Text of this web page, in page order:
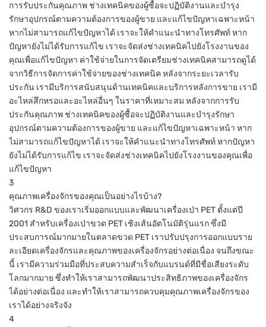
การรับประกันคุณภาพ ช่างเทคนิคของผู้ซื้อจะปฏิบัติงานและบำรุง
รักษาอุปกรณ์ตามความต้องการของผู้ขาย และแก้ไขปัญหาเฉพาะหน้า
หากไม่สามารถแก้ไขปัญหาได้ เราจะให้คำแนะนำทางโทรศัพท์ หาก
ปัญหายังไม่ได้รับการแก้ไข เราจะจัดส่งช่างเทคนิคไปยังโรงงานของ
คุณเพื่อแก้ไขปัญหา ค่าใช้จ่ายในการจัดเตรียมช่างเทคนิคสามารถดูได้
จากวิธีการจัดการค่าใช้จ่ายของช่างเทคนิค หลังจากระยะเวลารับ
ประกัน เรามีบริการสนับสนุนด้านเทคนิคและบริการหลังการขาย เรามี
อะไหล่สึกหรอและอะไหล่อื่นๆ ในราคาที่เหมาะสม หลังจากการรับ
ประกันคุณภาพ ช่างเทคนิคของผู้ซื้อจะปฏิบัติงานและบำรุงรักษา
อุปกรณ์ตามความต้องการของผู้ขาย และแก้ไขปัญหาเฉพาะหน้า หาก
ไม่สามารถแก้ไขปัญหาได้ เราจะให้คำแนะนำทางโทรศัพท์ หากปัญหา
ยังไม่ได้รับการแก้ไข เราจะจัดส่งช่างเทคนิคไปยังโรงงานของคุณเพื่อ
แก้ไขปัญหา
3
คุณภาพเครื่องจักรของคุณเป็นอย่างไรบ้าง?
วิศวกร R&D ของเราเริ่มออกแบบและพัฒนาเครื่องเป่า PET ตั้งแต่ปี
2001 สำหรับเครื่องเป่าขวด PET เชิงเส้นอัตโนมัติรุ่นแรก ซึ่งมี
ประสบการณ์มากมายในตลาดขวด PET เราปรับปรุงการออกแบบราย
ละเอียดเครื่องจักรและคุณภาพของเครื่องจักรอย่างต่อเนื่อง จนถึงขณะ
นี้ เรามีความร่วมมือที่ประสบความสำเร็จกับแบรนด์ที่มีชื่อเสียงระดับ
โลกมากมาย ซึ่งทำให้เราสามารถพัฒนาประสิทธิภาพของเครื่องจักร
ได้อย่างต่อเนื่อง และทำให้เราสามารถควบคุมคุณภาพเครื่องจักรของ
เราได้อย่างจริงจัง
4